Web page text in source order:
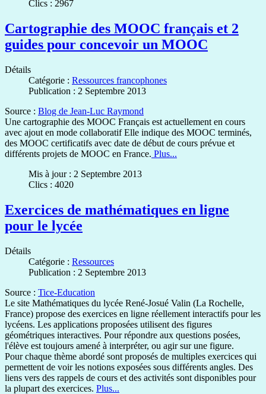
Clics : 2967
Cartographie des MOOC français et 2
guides pour concevoir un MOOC
Détails
Catégorie : Ressources francophones
Publication : 2 Septembre 2013
Source : Blog de Jean-Luc Raymond
Une cartographie des MOOC Français est actuellement en cours
avec ajout en mode collaboratif Elle indique des MOOC terminés,
des MOOC certificatifs avec date de début de cours prévue et
différents projets de MOOC en France. Plus...
Mis à jour : 2 Septembre 2013
Clics : 4020
Exercices de mathématiques en ligne
pour le lycée
Détails
Catégorie : Ressources
Publication : 2 Septembre 2013
Source : Tice-Education
Le site Mathématiques du lycée René-Josué Valin (La Rochelle,
France) propose des exercices en ligne réellement interactifs pour les
lycéens. Les applications proposées utilisent des figures
géométriques interactives. Pour répondre aux questions posées,
l'élève est toujours amené à interpréter, ou agir sur une figure.
Pour chaque thème abordé sont proposés de multiples exercices qui
permettent de voir les notions exposées sous différents angles. Des
liens vers des rappels de cours et des activités sont disponibles pour
la plupart des exercices. Plus...